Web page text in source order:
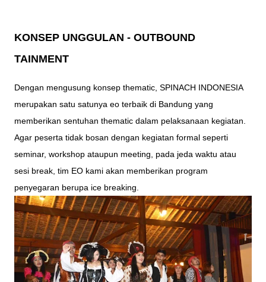
KONSEP UNGGULAN - OUTBOUND
TAINMENT
Dengan mengusung konsep thematic, SPINACH INDONESIA
merupakan satu satunya eo terbaik di Bandung yang
memberikan sentuhan thematic dalam pelaksanaan kegiatan.
Agar peserta tidak bosan dengan kegiatan formal seperti
seminar, workshop ataupun meeting, pada jeda waktu atau
sesi break, tim EO kami akan memberikan program
penyegaran berupa ice breaking.